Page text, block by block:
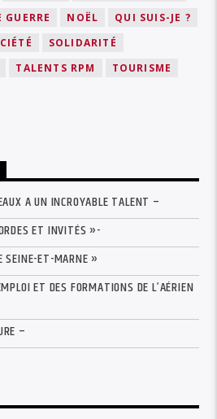
NOËL
QUI SUIS-JE ?
SOLIDARITÉ
TALENTS RPM
TOURISME
A UN INCROYABLE TALENT –
ET INVITÉS »-
SEINE-ET-MARNE »
ET DES FORMATIONS DE L’AÉRIEN
–